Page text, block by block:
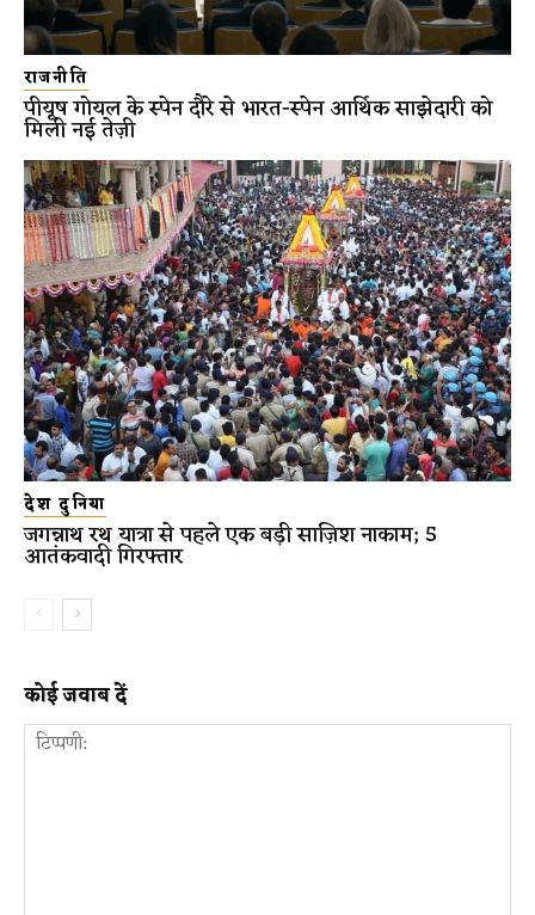
राजनीति
पीयूष गोयल के स्पेन दौरे से भारत-स्पेन आर्थिक साझेदारी को
मिली नई तेज़ी
देश दुनिया
जगन्नाथ रथ यात्रा से पहले एक बड़ी साज़िश नाकाम; 5
आतंकवादी गिरफ्तार
कोई जवाब दें